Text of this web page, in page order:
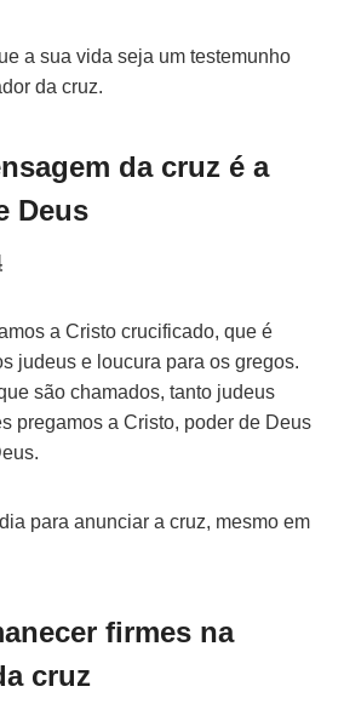
a sua vida seja um testemunho
da cruz.
da cruz é a
Deus
a Cristo crucificado, que é
judeus e loucura para os gregos.
são chamados, tanto judeus
pregamos a Cristo, poder de Deus
para anunciar a cruz, mesmo em
firmes na
cruz